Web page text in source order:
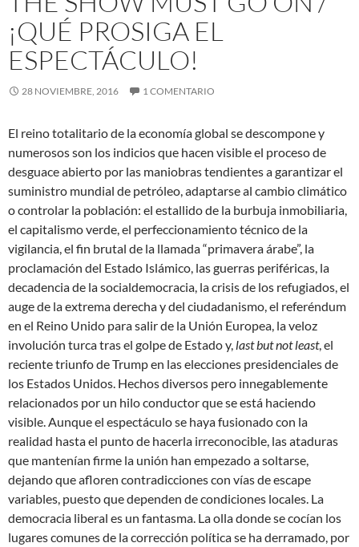
¡QUÉ PROSIGA EL
ESPECTÁCULO!
28 NOVIEMBRE, 2016 1 COMENTARIO
El reino totalitario de la economía global se descompone y
numerosos son los indicios que hacen visible el proceso de
desguace abierto por las maniobras tendientes a garantizar el
suministro mundial de petróleo, adaptarse al cambio climático
o controlar la población: el estallido de la burbuja inmobiliaria,
el capitalismo verde, el perfeccionamiento técnico de la
vigilancia, el fin brutal de la llamada “primavera árabe”, la
proclamación del Estado Islámico, las guerras periféricas, la
decadencia de la socialdemocracia, la crisis de los refugiados, el
auge de la extrema derecha y del ciudadanismo, el referéndum
en el Reino Unido para salir de la Unión Europea, la veloz
involución turca tras el golpe de Estado y, last but not least, el
reciente triunfo de Trump en las elecciones presidenciales de
los Estados Unidos. Hechos diversos pero innegablemente
relacionados por un hilo conductor que se está haciendo
visible. Aunque el espectáculo se haya fusionado con la
realidad hasta el punto de hacerla irreconocible, las ataduras
que mantenían firme la unión han empezado a soltarse,
dejando que afloren contradicciones con vías de escape
variables, puesto que dependen de condiciones locales. La
democracia liberal es un fantasma. La olla donde se cocían los
lugares comunes de la corrección política se ha derramado, por